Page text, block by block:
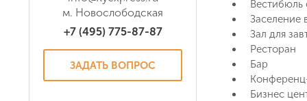
м. Новослободская
+7 (495) 775-87-87
ЗАДАТЬ ВОПРОС
Вестибюль
Заселение
Зал для
Ресторан
Бар
Бизнес